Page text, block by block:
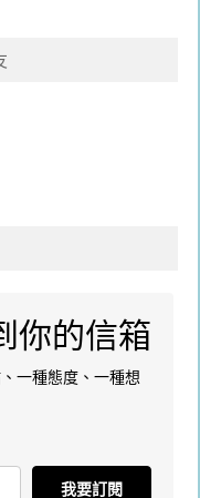
你的信箱
一種態度、一種想
我要訂閱